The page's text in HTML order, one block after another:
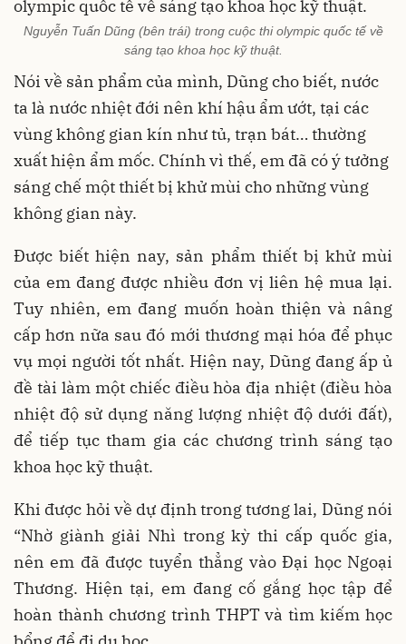
Nguyễn Tuấn Dũng (bên trái) trong cuộc thi olympic quốc tế về
sáng tạo khoa học kỹ thuật.
Nói về sản phẩm của mình, Dũng cho biết, nước
ta là nước nhiệt đới nên khí hậu ẩm ướt, tại các
vùng không gian kín như tủ, trạn bát… thường
xuất hiện ẩm mốc. Chính vì thế, em đã có ý tưởng
sáng chế một thiết bị khử mùi cho những vùng
không gian này.
Được biết hiện nay, sản phẩm thiết bị khử mùi
của em đang được nhiều đơn vị liên hệ mua lại.
Tuy nhiên, em đang muốn hoàn thiện và nâng
cấp hơn nữa sau đó mới thương mại hóa để phục
vụ mọi người tốt nhất. Hiện nay, Dũng đang ấp ủ
đề tài làm một chiếc điều hòa địa nhiệt (điều hòa
nhiệt độ sử dụng năng lượng nhiệt độ dưới đất),
để tiếp tục tham gia các chương trình sáng tạo
khoa học kỹ thuật.
Khi được hỏi về dự định trong tương lai, Dũng nói
“Nhờ giành giải Nhì trong kỳ thi cấp quốc gia,
nên em đã được tuyển thẳng vào Đại học Ngoại
Thương. Hiện tại, em đang cố gắng học tập để
hoàn thành chương trình THPT và tìm kiếm học